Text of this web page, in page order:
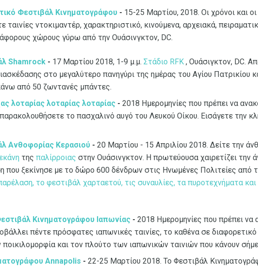
Φεστιβάλ Κινηματογράφου - 15-25 Μαρτίου, 2018. Οι χρόνοι και
ταινίες ντοκιμαντέρ, χαρακτηριστικό, κινούμενα, αρχειακά,
χώρους γύρω από την Ουάσινγκτον, DC.
Shamrock - 17 Μαρτίου 2018, 1-9 μ.μ. Στάδιο RFK , Ουάσιγκτον, DC.
στο μεγαλύτερο πανηγύρι της ημέρας του Αγίου Πατρικίου
από 50 ζωντανές μπάντες.
λοταρίας λοταρίας λοταρίας - 2018 Ημερομηνίες που πρέπει να
παρακολουθήσετε το πασχαλινό αυγό του Λευκού Οίκου. Εισάγετε την
Ανθοφορίας Κερασιού - 20 Μαρτίου - 15 Απριλίου 2018. Δείτε την
της παλίρροιας στην Ουάσινγκτον. Η πρωτεύουσα χαιρετίζει την
που ξεκίνησε με το δώρο 600 δένδρων στις Ηνωμένες Πολιτείες από
το φεστιβάλ χαρταετού, τις συναυλίες, τα πυροτεχνήματα και
Κινηματογράφου Ιαπωνίας - 2018 Ημερομηνίες που πρέπει να
πέντε πρόσφατες ιαπωνικές ταινίες, το καθένα σε διαφορετικό
και τον πλούτο των ιαπωνικών ταινιών που κάνουν
Annapolis - 22-25 Μαρτίου 2018. Το Φεστιβάλ